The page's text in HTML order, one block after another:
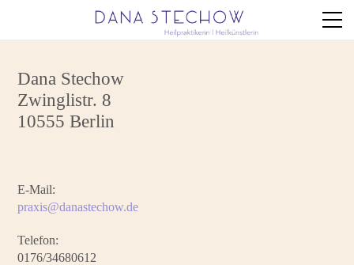
Dana Stechow
Zwinglistr. 8
10555 Berlin
E-Mail:
praxis@danastechow.de
Telefon:
0176/34680612